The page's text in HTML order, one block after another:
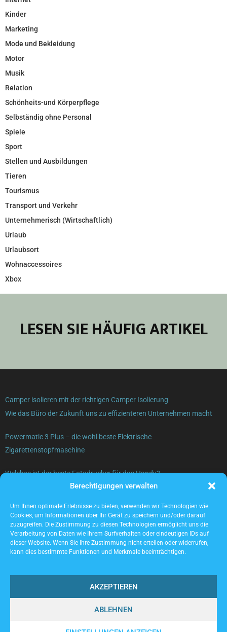
Berechtigungen verwalten
Um Ihnen optimale Erlebnisse zu bieten, verwenden wir Technologien wie
Cookies, um Informationen über Ihr Gerät zu speichern und/oder darauf
zuzugreifen. Die Zustimmung zu diesen Technologien ermöglicht uns die
Verarbeitung von Daten wie Ihrem Surfverhalten oder eindeutigen IDs auf
dieser Website. Wenn Sie Ihre Zustimmung nicht erteilen oder widerrufen,
kann dies bestimmte Funktionen und Merkmale beeinträchtigen.
AKZEPTIEREN
ABLEHNEN
Kinder
Marketing
Mode und Bekleidung
Motor
Musik
Relation
Schönheits-und Körperpflege
Selbständig ohne Personal
Spiele
Sport
Stellen und Ausbildungen
Tieren
Tourismus
Transport und Verkehr
Unternehmerisch (Wirtschaftlich)
Urlaub
Urlaubsort
Wohnaccessoires
Xbox
LESEN SIE HÄUFIG ARTIKEL
Camper isolieren mit der richtigen Camper Isolierung
Wie das Büro der Zukunft uns zu effizienteren Unternehmen macht
Powermatic 3 Plus – die wohl beste Elektrische
Zigarettenstopfmaschine
Welches ist der beste Fotodrucker für das Handy?